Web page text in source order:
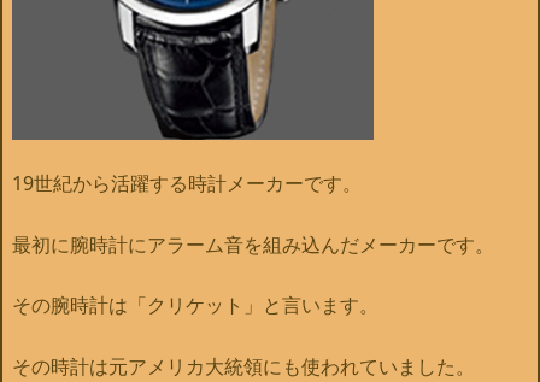
19世紀から活躍する時計メーカーです。
最初に腕時計にアラーム音を組み込んだメーカーです。
その腕時計は「クリケット」と言います。
その時計は元アメリカ大統領にも使われていました。